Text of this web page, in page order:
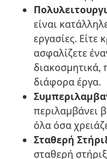
είναι
εργασίες. Είτε
ασφαλίζετε
διακοσμητικά,
διάφορα έργα.
περιλαμβάνει
όλα όσα
Σταθερή
σταθερή